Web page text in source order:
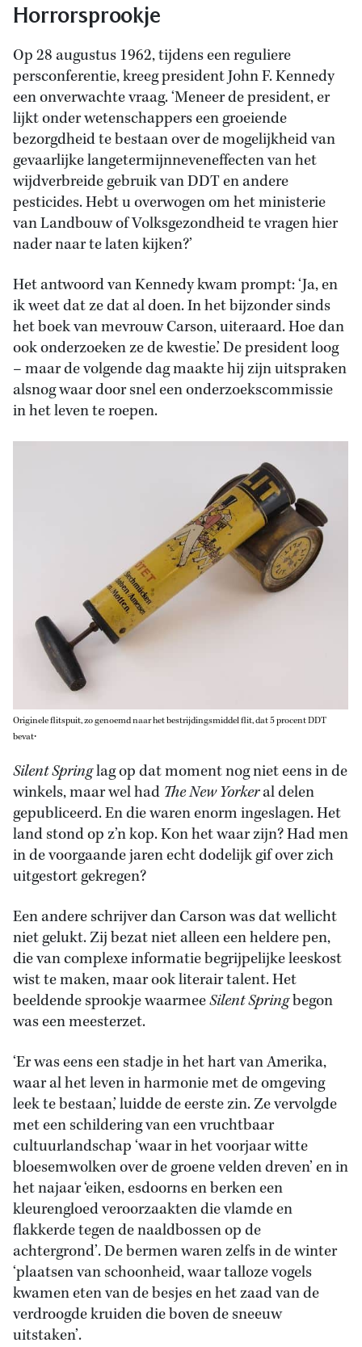
Horrorsprookje
Op 28 augustus 1962, tijdens een reguliere
persconferentie, kreeg president John F. Kennedy
een onverwachte vraag. ‘Meneer de president, er
lijkt onder wetenschappers een groeiende
bezorgdheid te bestaan over de mogelijkheid van
gevaarlijke langetermijnneveneffecten van het
wijdverbreide gebruik van DDT en andere
pesticides. Hebt u overwogen om het ministerie
van Landbouw of Volksgezondheid te vragen hier
nader naar te laten kijken?’
Het antwoord van Kennedy kwam prompt: ‘Ja, en
ik weet dat ze dat al doen. In het bijzonder sinds
het boek van mevrouw Carson, uiteraard. Hoe dan
ook onderzoeken ze de kwestie.’ De president loog
– maar de volgende dag maakte hij zijn uitspraken
alsnog waar door snel een onderzoekscommissie
in het leven te roepen.
Originele flitspuit, zo genoemd naar het bestrijdingsmiddel flit, dat 5 procent DDT
bevat.
Silent Springlag op dat moment nog niet eens in de
winkels, maar wel had The New Yorkeral delen
gepubliceerd. En die waren enorm ingeslagen. Het
land stond op z’n kop. Kon het waar zijn? Had men
in de voorgaande jaren echt dodelijk gif over zich
uitgestort gekregen?
Een andere schrijver dan Carson was dat wellicht
niet gelukt. Zij bezat niet alleen een heldere pen,
die van complexe informatie begrijpelijke leeskost
wist te maken, maar ook literair talent. Het
beeldende sprookje waarmeeSilent Springbegon
was een meesterzet.
‘Er was eens een stadje in het hart van Amerika,
waar al het leven in harmonie met de omgeving
leek te bestaan,’ luidde de eerste zin. Ze vervolgde
met een schildering van een vruchtbaar
cultuurlandschap ‘waar in het voorjaar witte
bloesemwolken over de groene velden dreven’ en in
het najaar ‘eiken, esdoorns en berken een
kleurengloed veroorzaakten die vlamde en
flakkerde tegen de naaldbossen op de
achtergrond’. De bermen waren zelfs in de winter
‘plaatsen van schoonheid, waar talloze vogels
kwamen eten van de besjes en het zaad van de
verdroogde kruiden die boven de sneeuw
uitstaken’.